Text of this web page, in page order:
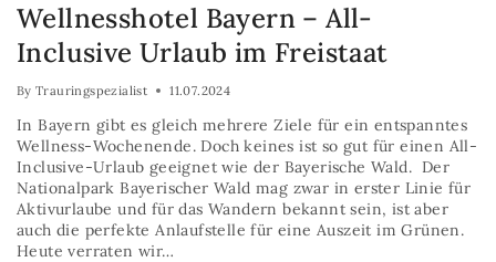
Wellnesshotel Bayern – All-
Inclusive Urlaub im Freistaat
By Trauringspezialist 11.07.2024
In Bayern gibt es gleich mehrere Ziele für ein entspanntes
Wellness-Wochenende. Doch keines ist so gut für einen All-
Inclusive-Urlaub geeignet wie der Bayerische Wald. Der
Nationalpark Bayerischer Wald mag zwar in erster Linie für
Aktivurlaube und für das Wandern bekannt sein, ist aber
auch die perfekte Anlaufstelle für eine Auszeit im Grünen.
Heute verraten wir…